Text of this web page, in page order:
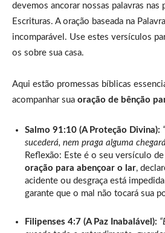
devemos ancorar nossas palavras nas
Escrituras. A oração baseada na
incomparável. Use estes versículos
os sobre sua casa.
Aqui estão promessas bíblicas
acompanhar sua oração de bênção
Salmo 91:10 (A Proteção Divina):
sucederá, nem praga alguma
Reflexão: Este é o seu versículo
oração para abençoar o lar,
acidente ou desgraça está
garante que o mal não tocará sua
Filipenses 4:7 (A Paz Inabalável):